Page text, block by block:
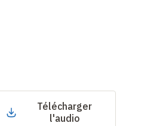
Télécharger
l'audio